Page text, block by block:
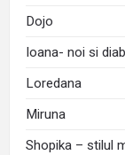
Dojo
Ioana- noi si
Loredana
Miruna
Shopika – stilul